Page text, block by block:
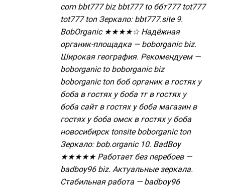
com bbt777 biz bbt777 to ббт777 tot777
tot777 ton Зеркало: bbt777.site 9.
BobOrganic ★★★★☆ Надёжная
органик-площадка — boborganic biz.
Широкая география. Рекомендуем —
boborganic to boborganic biz
boborganic ton боб органик в гостях у
боба в гостях у боба тг в гостях у
боба сайт в гостях у боба магазин в
гостях у боба омск в гостях у боба
новосибирск tonsite boborganic ton
Зеркало: bob.organic 10. BadBoy
★★★★★ Работает без перебоев —
badboy96 biz. Актуальные зеркала.
Стабильная работа — badboy96